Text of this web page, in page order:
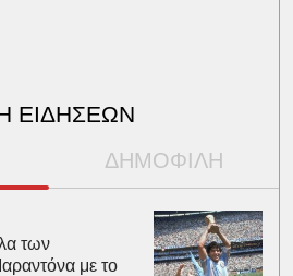
ΕΙΔΗΣΕΩΝ
ΔΗΜΟΦΙΛΗ
των
με το